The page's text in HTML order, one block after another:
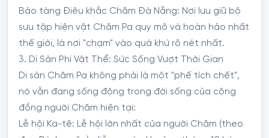
Bảo tàng Điêu khắc Chăm Đà Nẵng: Nơi lưu giữ bộ
sưu tập hiện vật Chăm Pa quy mô và hoàn hảo nhất
thế giới, là nơi "chạm" vào quá khứ rõ nét nhất.
3. Di Sản Phi Vật Thể: Sức Sống Vượt Thời Gian
Di sản Chăm Pa không phải là một "phế tích chết",
nó vẫn đang sống động trong đời sống của cộng
đồng người Chăm hiện tại:
Lễ hội Ka-tê: Lễ hội lớn nhất của người Chăm (theo